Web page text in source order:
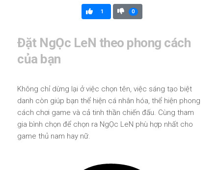
1 0
Đặt NgỌc LeN theo phong cách
của bạn
Không chỉ dừng lại ở việc chọn tên, việc sáng tạo biệt
danh còn giúp bạn thể hiện cá nhân hóa, thể hiện phong
cách chơi game và cả tinh thần chiến đấu. Cùng tham
gia bình chọn để chọn ra NgỌc LeN phù hợp nhất cho
game thủ nam hay nữ.